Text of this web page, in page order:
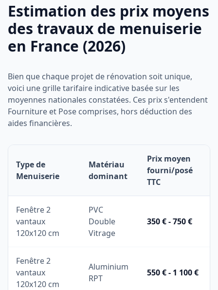
Estimation des prix moyens
des travaux de menuiserie
en France (2026)
Bien que chaque projet de rénovation soit unique,
voici une grille tarifaire indicative basée sur les
moyennes nationales constatées. Ces prix s'entendent
Fourniture et Pose comprises, hors déduction des
aides financières.
Type de
Menuiserie
Matériau
dominant
Prix moyen
fourni/posé
TTC
Fenêtre 2
vantaux
120x120 cm
PVC
Double
Vitrage
350 € - 750 €
Fenêtre 2
vantaux
120x120 cm
Aluminium
RPT
550 € - 1 100 €